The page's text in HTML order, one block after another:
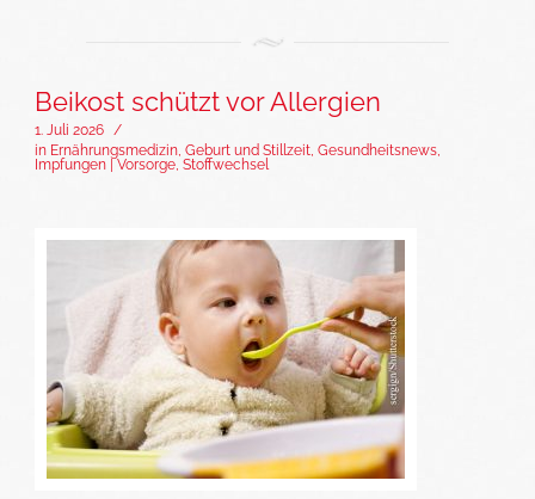
Beikost schützt vor Allergien
1. Juli 2026 /
in Ernährungsmedizin, Geburt und Stillzeit, Gesundheitsnews,
Impfungen | Vorsorge, Stoffwechsel